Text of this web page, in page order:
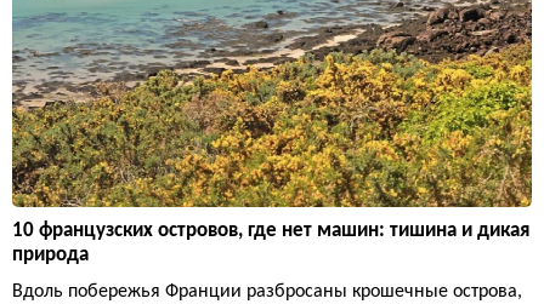
10 французских островов, где нет машин: тишина и дикая
природа
Вдоль побережья Франции разбросаны крошечные острова,